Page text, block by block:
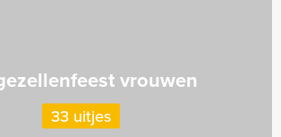
vrouwen
33 uitjes